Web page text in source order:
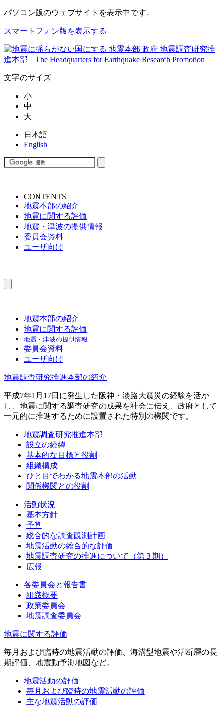
パソコン版のウェブサイトを表示中です。
スマートフォン版を表示する
文字のサイズ
小
中
大
日本語 |
English
CONTENTS
地震本部の紹介
地震に関する評価
地震・津波の提供情報
委員会資料
ユーザ向け
地震本部の紹介
地震に関する評価
地震・津波の提供情報
委員会資料
ユーザ向け
地震調査研究推進本部の紹介
平成7年1月17日に発生した阪神・淡路大震災の経験を活か
し、地震に関する調査研究の成果を社会に伝え、政府として
一元的に推進するために設置された特別の機関です。
地震調査研究推進本部
設立の経緯
基本的な目標と役割
組織構成
ひと目でわかる地震本部の活動
関係機関との役割
活動状況
基本方針
予算
総合的な調査観測計画
地震活動の総合的な評価
地震調査研究の推進について（第３期）
広報
各委員会と報告書
組織概要
政策委員会
地震調査委員会
地震に関する評価
毎月および臨時の地震活動の評価、海溝型地震や活断層の長
期評価、地震動予測地図など。
地震活動の評価
毎月および臨時の地震活動の評価
主な地震活動の評価